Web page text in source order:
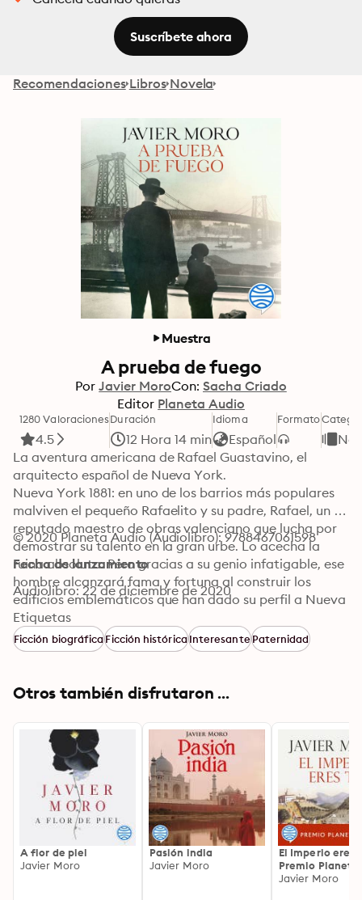
Suscríbete ahora
Recomendaciones Libros Novela
Muestra
A prueba de fuego
Por Javier MoroCon: Sacha Criado
Editor Planeta Audio
1280 Valoraciones
4.5
Duración
12 Hora 14 min
Idioma
Español
Formato
La aventura americana de Rafael Guastavino, el
arquitecto español de Nueva York.
Nueva York 1881: en uno de los barrios más populares
malviven el pequeño Rafaelito y su padre, Rafael, un
reputado maestro de obras valenciano que lucha por
demostrar su talento en la gran urbe. Lo acecha la
ruina absoluta. Pero gracias a su genio infatigable, ese
hombre alcanzará fama y fortuna al construir los
edificios emblemáticos que han dado su perfil a Nueva
York. Javier Moro nos presenta al singularísimo Rafael
Guastavino, un auténtico genio de la construcción que
deslumbró a los grandes magnates norteamericanos,
obras para evitar los incendios, el mayor mal de las
«neoyorquinas» como la Estación Central, el gran hall
de la isla de Ellis, parte del metro, el Carnegie Hall o el
Museo Americano de Historia Natural.
© 2020 Planeta Audio (Audiolibro): 9788467061598
Fecha de lanzamiento
Audiolibro: 22 de diciembre de 2020
Etiquetas
Ficción biográficaFicción históricaInteresantePaternidad
Otros también disfrutaron ...
A flor de piel
Javier Moro
Pasión india
Javier Moro
El Imperio eres
Premio Planeta
Javier Moro